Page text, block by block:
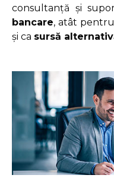
consultanță și
bancare, atât
și ca sursă